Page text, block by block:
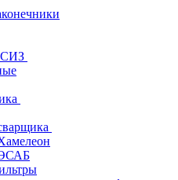
СИЗ